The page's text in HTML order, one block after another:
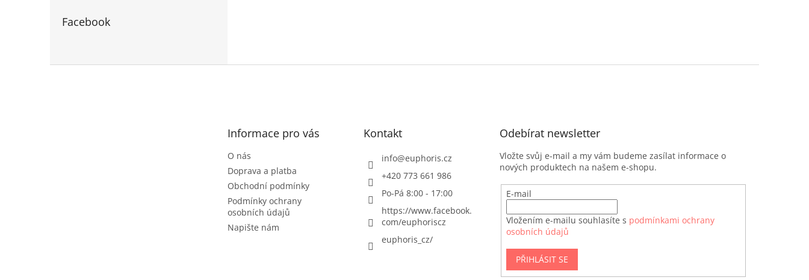
Facebook
Informace pro vás
O nás
Doprava a platba
Obchodní podmínky
Podmínky ochrany
osobních údajů
Napište nám
Kontakt
info@euphoris.cz
+420 773 661 986
Po-Pá 8:00 - 17:00
https://www.facebook.
com/euphoriscz
euphoris_cz/
Odebírat newsletter
Vložte svůj e-mail a my vám budeme zasílat informace o
nových produktech na našem e-shopu.
E-mail
Vložením e-mailu souhlasíte s podmínkami ochrany
osobních údajů
PŘIHLÁSIT SE